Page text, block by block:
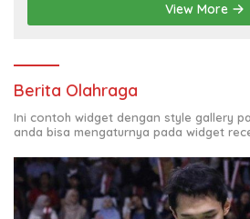
View More
Berita Olahraga
Ini contoh widget dengan style gallery
anda bisa mengaturnya pada widget